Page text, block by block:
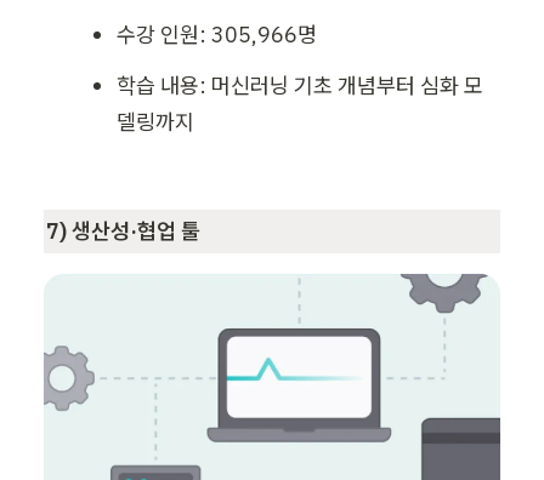
수강 인원: 305,966명
학습 내용: 머신러닝 기초 개념부터 심화 모
델링까지
7) 생산성·협업 툴